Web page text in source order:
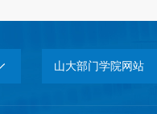
山大部门学院网站